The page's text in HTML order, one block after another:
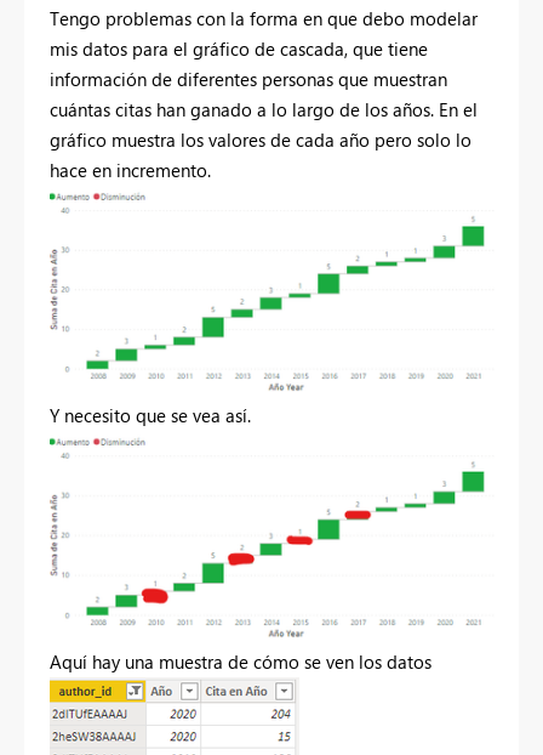
Tengo problemas con la forma en que debo modelar
mis datos para el gráfico de cascada, que tiene
información de diferentes personas que muestran
cuántas citas han ganado a lo largo de los años. En el
gráfico muestra los valores de cada año pero solo lo
hace en incremento.
Y necesito que se vea así.
Aquí hay una muestra de cómo se ven los datos